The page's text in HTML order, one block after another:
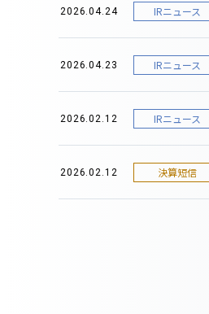
2026.04.24 IRニュース
2026.04.23 IRニュース
2026.02.12 IRニュース
2026.02.12 決算短信